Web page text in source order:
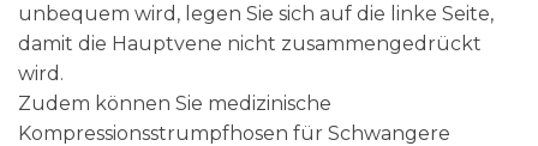
unbequem wird, legen Sie sich auf die linke Seite,
damit die Hauptvene nicht zusammengedrückt
wird.
Zudem können Sie medizinische
Kompressionsstrumpfhosen für Schwangere